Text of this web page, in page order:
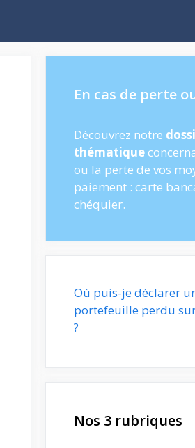
En cas de perte
Découvrez notre
thématique
ou la perte de vos
paiement : carte
chéquier.
Où puis-je déclarer
portefeuille perdu
?
Nos 3 rubriques